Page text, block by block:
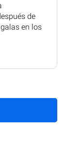
de
en los